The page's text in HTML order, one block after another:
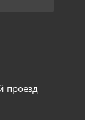
проезд